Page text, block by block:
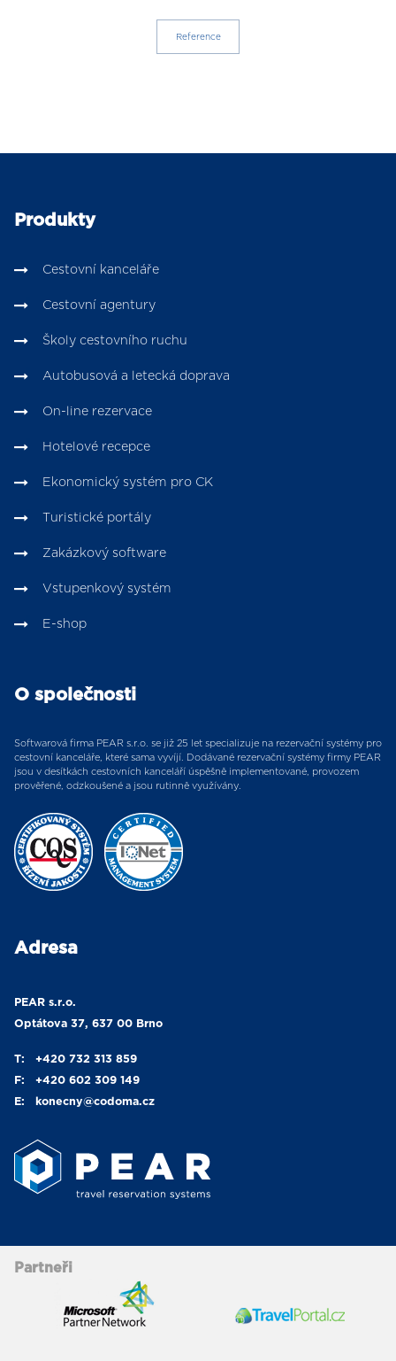
Reference
Produkty
Cestovní kanceláře
Cestovní agentury
Školy cestovního ruchu
Autobusová a letecká doprava
On-line rezervace
Hotelové recepce
Ekonomický systém pro CK
Turistické portály
Zakázkový software
Vstupenkový systém
E-shop
O společnosti
Softwarová firma PEAR s.r.o. se již 25 let specializuje na rezervační systémy pro
cestovní kanceláře, které sama vyvíjí. Dodávané rezervační systémy firmy PEAR
jsou v desítkách cestovních kanceláří úspěšně implementované, provozem
prověřené, odzkoušené a jsou rutinně využívány.
Adresa
PEAR s.r.o.
Optátova 37, 637 00 Brno
T:
+420 732 313 859
F:
+420 602 309 149
E:
konecny@codoma.cz
Partneři